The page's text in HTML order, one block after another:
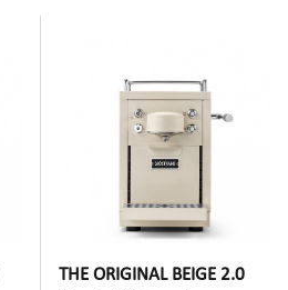
THE ORIGINAL BEIGE 2.0